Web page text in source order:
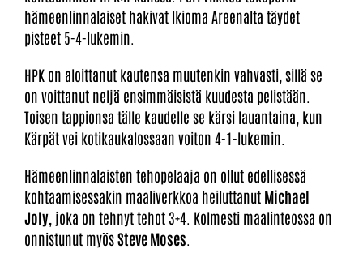
hämeenlinnalaiset hakivat Ikioma Areenalta täydet
pisteet 5-4-lukemin.
HPK on aloittanut kautensa muutenkin vahvasti, sillä se
on voittanut neljä ensimmäisistä kuudesta pelistään.
Toisen tappionsa tälle kaudelle se kärsi lauantaina, kun
Kärpät vei kotikaukalossaan voiton 4-1-lukemin.
Hämeenlinnalaisten tehopelaaja on ollut edellisessä
kohtaamisessakin maaliverkkoa heiluttanut Michael
Joly , joka on tehnyt tehot 3+4. Kolmesti maalinteossa on
onnistunut myösSteve Moses